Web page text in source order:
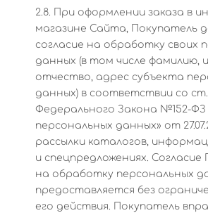
2.8. При оформлении заказа в
магазине Сайта, Покупатель
согласие на обработку своих
данных (в том числе фамилию,
отчество, адрес субъекта
данных) в соответствии со ст.
Федерального Закона №152-ФЗ
персональных данных» от
рассылки каталогов,
и спецпредложениях. Согласие
на обработку персональных
предоставляется без
его действия. Покупатель